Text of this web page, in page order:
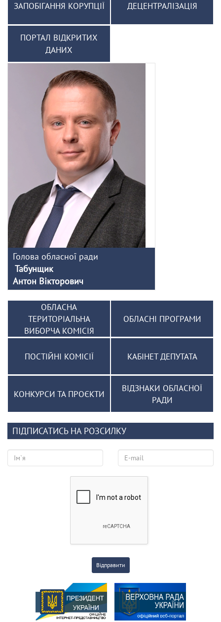
ЗАПОБІГАННЯ КОРУПЦІЇ ДЕЦЕНТРАЛІЗАЦІЯ
ПОРТАЛ ВІДКРИТИХ
ДАНИХ
Голова обласної ради
Табунщик
Антон Вікторович
ОБЛАСНА
ТЕРИТОРІАЛЬНА
ВИБОРЧА КОМІСІЯ
ОБЛАСНІ ПРОГРАМИ
ПОСТІЙНІ КОМІСІЇ КАБІНЕТ ДЕПУТАТА
КОНКУРСИ ТА ПРОЄКТИ
ВІДЗНАКИ ОБЛАСНОЇ
РАДИ
ПІДПИСАТИСЬ НА РОЗСИЛКУ
Відправити